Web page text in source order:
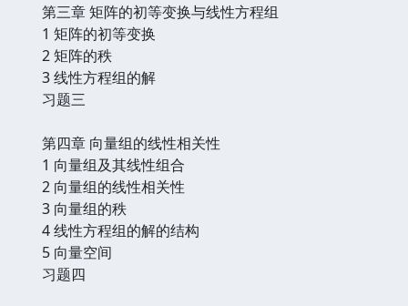
第三章 矩阵的初等变换与线性方程组
1 矩阵的初等变换
2 矩阵的秩
3 线性方程组的解
习题三
第四章 向量组的线性相关性
1 向量组及其线性组合
2 向量组的线性相关性
3 向量组的秩
4 线性方程组的解的结构
5 向量空间
习题四